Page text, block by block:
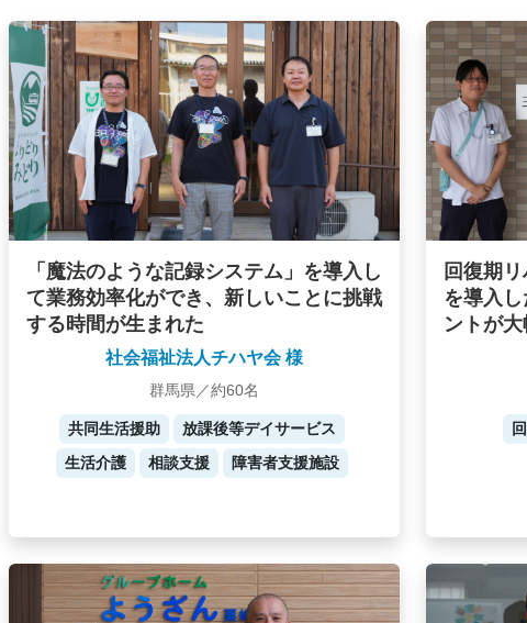
「魔法のような記録システム」を導入し
て業務効率化ができ、新しいことに挑戦
する時間が生まれた
社会福祉法人チハヤ会 様
群馬県／約60名
共同生活援助
放課後等デイサービス
生活介護
相談支援 障害者支援施設
回復期
を導入
ントが